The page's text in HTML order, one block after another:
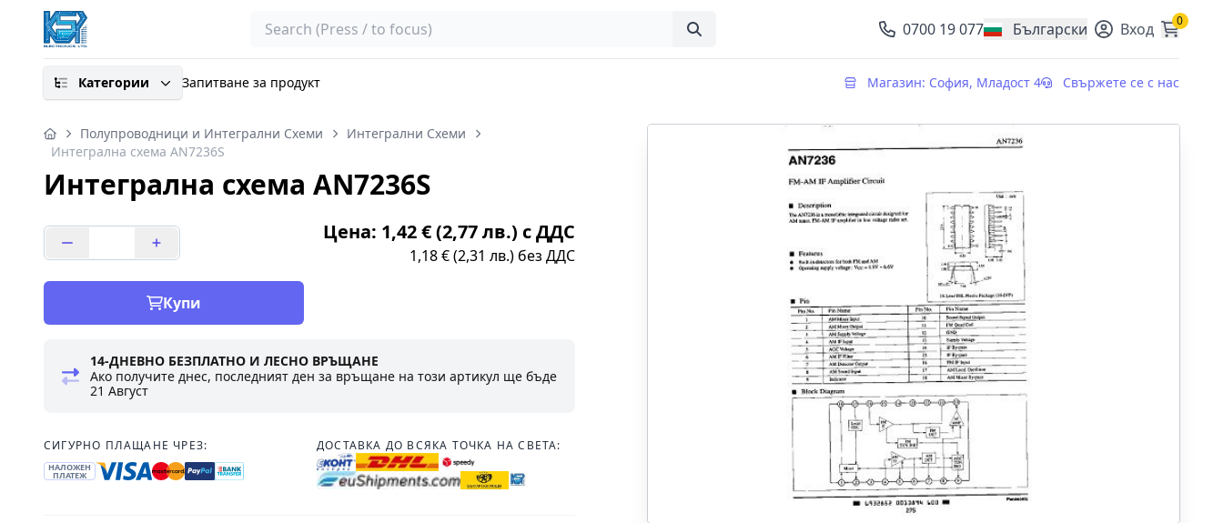
Search 0700 19 077 Български
, change currency Вход 0
Категории Запитване за продукт Магазин: София, Младост 4 Свържете се с нас
Полупроводници и Интегрални Схеми
Интегрални Схеми
Интегрална схема AN7236S
Интегрална схема AN7236S
Цена: 1,42 € (2,77 лв.) с ДДС
1,18 € (2,31 лв.) без ДДС
Купи
14-ДНЕВНО БЕЗПЛАТНО И ЛЕСНО ВРЪЩАНЕ
Ако получите днес, последният ден за връщане на този артикул ще бъде
21 Август
СИГУРНО ПЛАЩАНЕ ЧРЕЗ:
НАЛОЖЕН
ПЛАТЕЖ
ДОСТАВКА ДО ВСЯКА ТОЧКА НА СВЕТА: